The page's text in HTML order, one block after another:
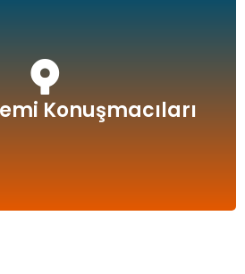
Konuşmacıları
Konuşmacıları